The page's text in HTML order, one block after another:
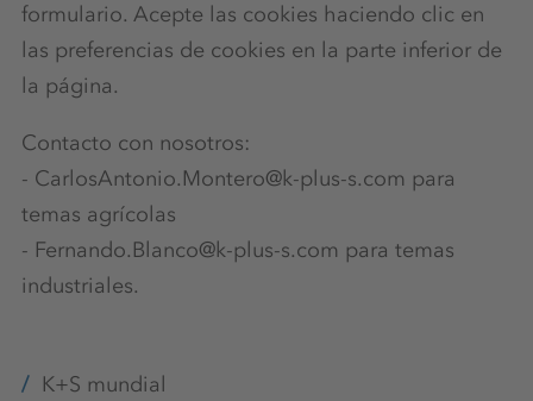
formulario. Acepte las cookies haciendo clic en
las preferencias de cookies en la parte inferior de
la página.
Contacto con nosotros:
- CarlosAntonio.Montero@k-plus-s.com para
temas agrícolas
- Fernando.Blanco@k-plus-s.com para temas
industriales.
K+S mundial